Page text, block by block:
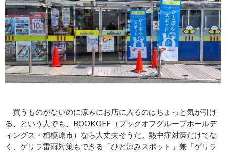
買うものがないのに涼みにお店に入るのはちょっと気が引け
る、という人でも、BOOKOFF（ブックオフグループホールデ
ィングス・相模原市）なら大丈夫そうだ。熱中症対策だけでな
く、ゲリラ雷雨対策もできる「ひと涼みスポット」兼「ゲリラ